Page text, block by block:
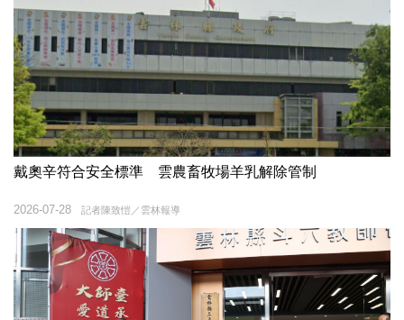
戴奧辛符合安全標準 雲農畜牧場羊乳解除管制
記者陳致愷／雲林報導
2026-07-28